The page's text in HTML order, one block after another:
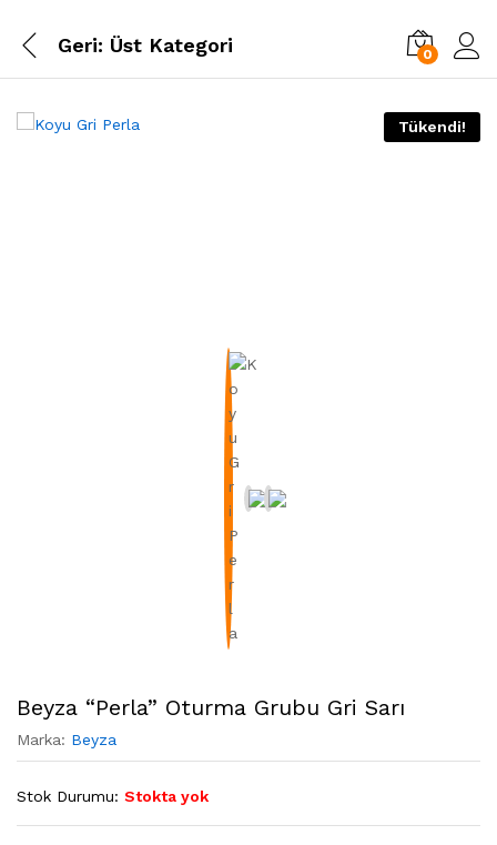
Geri: Üst Kategori 0
Tükendi!
Beyza “Perla” Oturma Grubu Gri Sarı
Marka: Beyza
Stok Durumu: Stokta yok